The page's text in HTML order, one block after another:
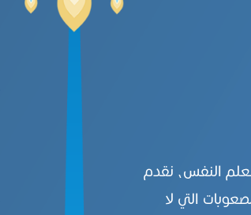
النفس، نقدم
التي لا